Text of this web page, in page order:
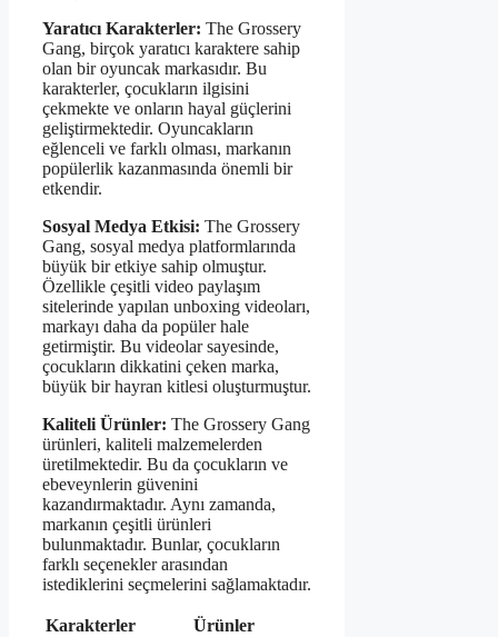
Yaratıcı Karakterler: The Grossery
Gang, birçok yaratıcı karaktere sahip
olan bir oyuncak markasıdır. Bu
karakterler, çocukların ilgisini
çekmekte ve onların hayal güçlerini
geliştirmektedir. Oyuncakların
eğlenceli ve farklı olması, markanın
popülerlik kazanmasında önemli bir
etkendir.
Sosyal Medya Etkisi: The Grossery
Gang, sosyal medya platformlarında
büyük bir etkiye sahip olmuştur.
Özellikle çeşitli video paylaşım
sitelerinde yapılan unboxing videoları,
markayı daha da popüler hale
getirmiştir. Bu videolar sayesinde,
çocukların dikkatini çeken marka,
büyük bir hayran kitlesi oluşturmuştur.
Kaliteli Ürünler: The Grossery Gang
ürünleri, kaliteli malzemelerden
üretilmektedir. Bu da çocukların ve
ebeveynlerin güvenini
kazandırmaktadır. Aynı zamanda,
markanın çeşitli ürünleri
bulunmaktadır. Bunlar, çocukların
farklı seçenekler arasından
istediklerini seçmelerini sağlamaktadır.
Karakterler
Ürünler